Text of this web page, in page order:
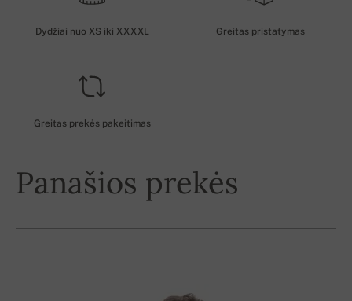
Dydžiai nuo XS iki XXXXL Greitas pristatymas
Greitas prekės pakeitimas
Panašios prekės